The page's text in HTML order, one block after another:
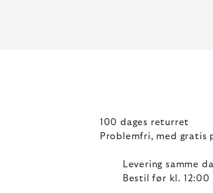
100 dages returret
Problemfri, med gratis
Levering samme
Bestil før kl. 12:00